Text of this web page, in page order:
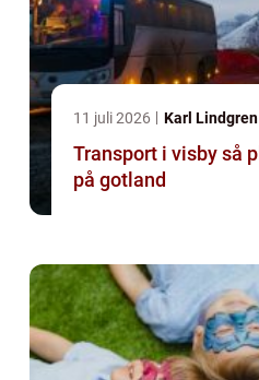
11 juli 2026 Karl Lindgren
Transport i visby så planerar du resor
på gotland